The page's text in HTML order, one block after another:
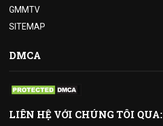
GMMTV
SITEMAP
DMCA
LIÊN HỆ VỚI CHÚNG TÔI QUA: